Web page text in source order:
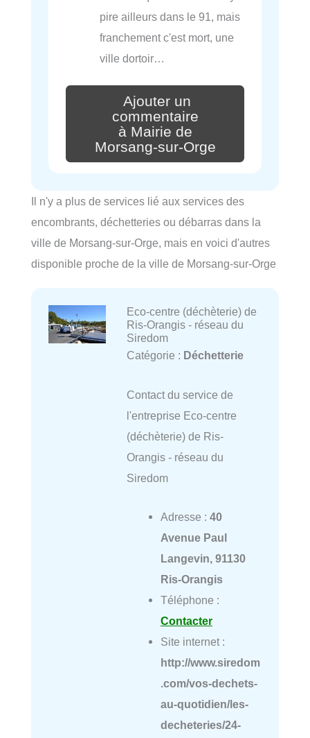
pire ailleurs dans le 91, mais
franchement c'est mort, une
ville dortoir…
Ajouter un
commentaire
à Mairie de
Morsang-sur-Orge
Il n'y a plus de services lié aux services des
encombrants, déchetteries ou débarras dans la
ville de Morsang-sur-Orge, mais en voici d'autres
disponible proche de la ville de Morsang-sur-Orge
Eco-centre (déchèterie) de
Ris-Orangis - réseau du
Siredom
Catégorie : Déchetterie
Contact du service de
l'entreprise Eco-centre
(déchèterie) de Ris-
Orangis - réseau du
Siredom
Adresse : 40
Avenue Paul
Langevin, 91130
Ris-Orangis
Téléphone :
Contacter
Site internet :
http://www.siredom
.com/vos-dechets-
au-quotidien/les-
decheteries/24-